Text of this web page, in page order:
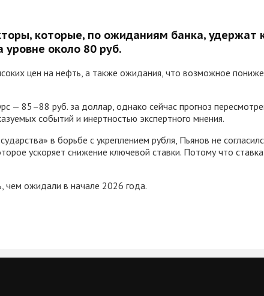
которые, по ожиданиям банка, удержат
уровне около 80 руб.
цен на нефть, а также ожидания, что возможное
85–88 руб. за доллар, однако сейчас прогноз
событий и инертностью экспертного мнения.
в борьбе с укреплением рубля, Пьянов не
ускоряет снижение ключевой ставки. Потому что
чем ожидали в начале 2026 года.